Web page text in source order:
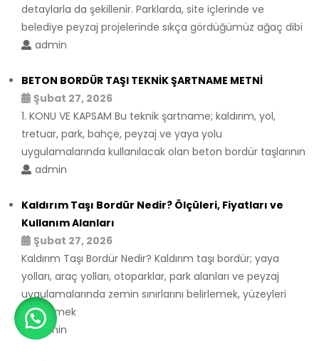
detaylarla da şekillenir. Parklarda, site içlerinde ve
belediye peyzaj projelerinde sıkça gördüğümüz ağaç dibi
admin
BETON BORDÜR TAŞI TEKNİK ŞARTNAME METNİ
Şubat 27, 2026
1. KONU VE KAPSAM Bu teknik şartname; kaldırım, yol,
tretuar, park, bahçe, peyzaj ve yaya yolu
uygulamalarında kullanılacak olan beton bordür taşlarının
admin
Kaldırım Taşı Bordür Nedir? Ölçüleri, Fiyatları ve
Kullanım Alanları
Şubat 27, 2026
Kaldırım Taşı Bordür Nedir? Kaldırım taşı bordür; yaya
yolları, araç yolları, otoparklar, park alanları ve peyzaj
uygulamalarında zemin sınırlarını belirlemek, yüzeyleri
sabitlemek
admin